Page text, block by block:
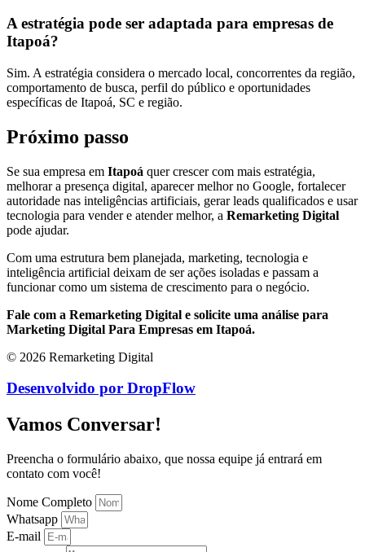
A estratégia pode ser adaptada para empresas de
Itapoá?
Sim. A estratégia considera o mercado local, concorrentes da região,
comportamento de busca, perfil do público e oportunidades
específicas de Itapoá, SC e região.
Próximo passo
Se sua empresa em Itapoá quer crescer com mais estratégia,
melhorar a presença digital, aparecer melhor no Google, fortalecer
autoridade nas inteligências artificiais, gerar leads qualificados e usar
tecnologia para vender e atender melhor, a Remarketing Digital
pode ajudar.
Com uma estrutura bem planejada, marketing, tecnologia e
inteligência artificial deixam de ser ações isoladas e passam a
funcionar como um sistema de crescimento para o negócio.
Fale com a Remarketing Digital e solicite uma análise para
Marketing Digital Para Empresas em Itapoá.
© 2026 Remarketing Digital
Desenvolvido por DropFlow
Vamos Conversar!
Preencha o formulário abaixo, que nossa equipe já entrará em
contato com você!
Nome Completo
Whatsapp
E-mail